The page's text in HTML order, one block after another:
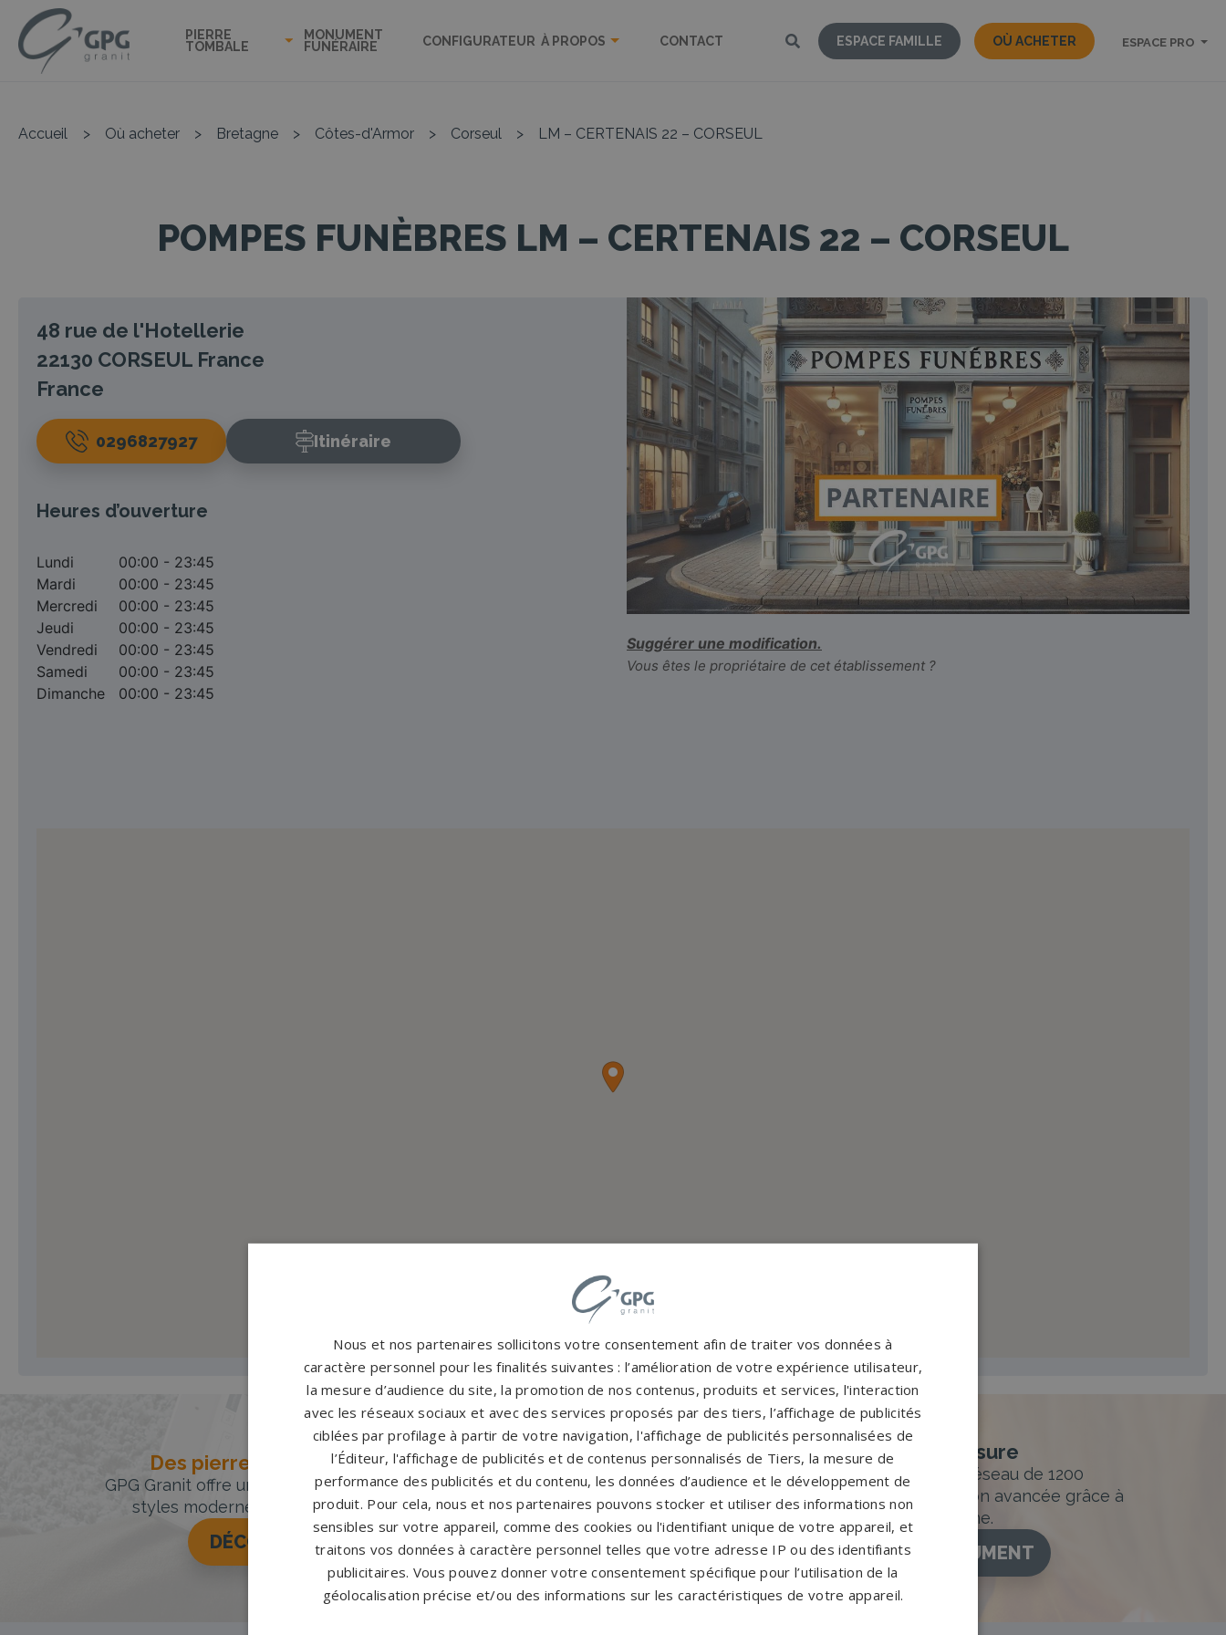
PIERRE
TOMBALE
MONUMENT
FUNÉRAIRE
CONFIGURATEUR À PROPOS CONTACT ESPACE FAMILLE OÙ ACHETER ESPACE PRO
Accueil > Où acheter > Bretagne > Côtes-d'Armor > Corseul > LM – CERTENAIS 22 – CORSEUL
POMPES FUNÈBRES LM – CERTENAIS 22 – CORSEUL
48 rue de l'Hotellerie
22130 CORSEUL France
France
0296827927 Itinéraire
Heures d’ouverture
Lundi
00:00 - 23:45
Mardi
00:00 - 23:45
Mercredi
00:00 - 23:45
Jeudi
00:00 - 23:45
Vendredi
00:00 - 23:45
Samedi
00:00 - 23:45
Dimanche
00:00 - 23:45
Suggérer une modification.
Vous êtes le propriétaire de cet établissement ?
Des pierres tombales uniques et originales
GPG Granit offre un large choix de pierres tombales en granit de
styles modernes, classiques ou originales à personnaliser.
DÉCOUVREZ NOTRE CATALOGUE
Accompagnement sur-mesure
Un accompagnement sur mesure et un réseau de 1200
partenaires partout en France. Personnalisation avancée grâce à
notre configurateur 3D en ligne.
PERSONNALISEZ VOTRE MONUMENT
Nous et nos partenaires sollicitons votre consentement afin de traiter vos données à
caractère personnel pour les finalités suivantes : l’amélioration de votre expérience utilisateur,
la mesure d’audience du site, la promotion de nos contenus, produits et services, l'interaction
avec les réseaux sociaux et avec des services proposés par des tiers, l’affichage de publicités
ciblées par profilage à partir de votre navigation, l'affichage de publicités personnalisées de
l’Éditeur, l'affichage de publicités et de contenus personnalisés de Tiers, la mesure de
performance des publicités et du contenu, les données d’audience et le développement de
produit. Pour cela, nous et nos partenaires pouvons stocker et utiliser des informations non
sensibles sur votre appareil, comme des cookies ou l'identifiant unique de votre appareil, et
traitons vos données à caractère personnel telles que votre adresse IP ou des identifiants
publicitaires. Vous pouvez donner votre consentement spécifique pour l’utilisation de la
géolocalisation précise et/ou des informations sur les caractéristiques de votre appareil.